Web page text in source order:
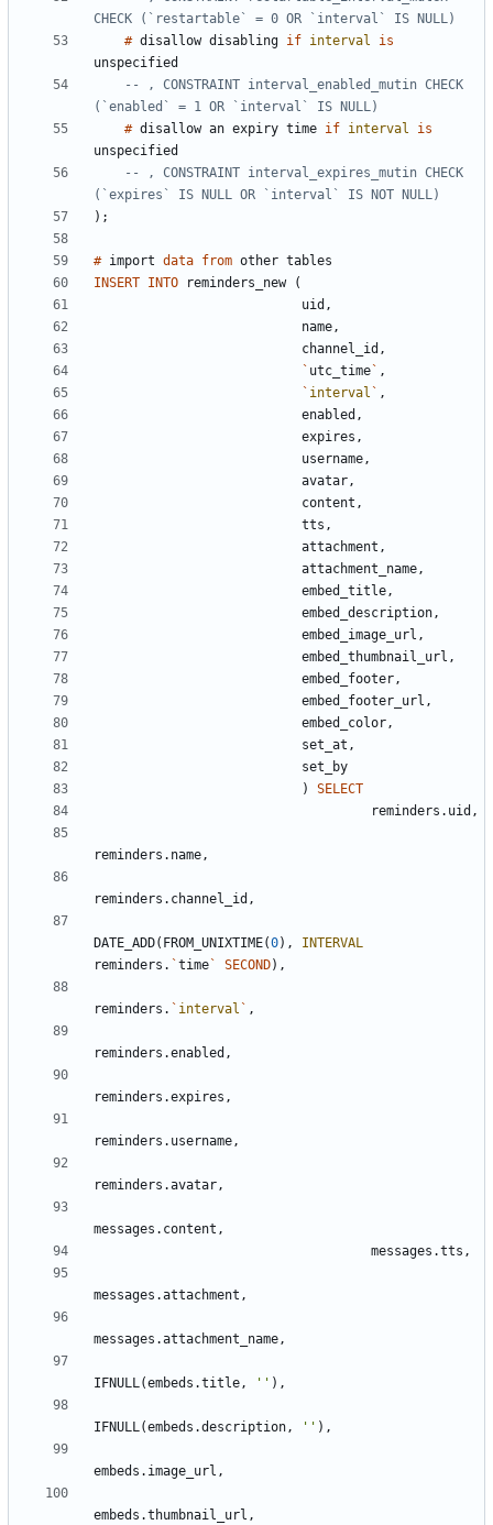
# disallow disabling if interval
is
unspecified
-- , CONSTRAINT interval_enabled_mutin CHECK
# disallow an expiry time if interval
is
unspecified
-- , CONSTRAINT interval_expires_mutin CHECK
) ;
# import data from other tables
INSERT INTO reminders_new
(
uid ,
name,
channel_id ,
` utc_time ` ,
` interval ` ,
enabled ,
expires ,
username,
avatar,
content ,
tts ,
attachment ,
attachment_name,
embed_title,
embed_description,
embed_image_url ,
embed_thumbnail_url ,
embed_footer,
embed_footer_url ,
embed_color,
set_at ,
set_by
)
SELECT
reminders . uid ,
reminders . name,
reminders . channel_id ,
DATE_ADD( FROM_UNIXTIME(0) ,
INTERVAL
reminders . `time ` SECOND) ,
reminders . ` interval ` ,
reminders .enabled ,
reminders .expires ,
reminders . username,
reminders .avatar,
messages . content ,
messages .tts ,
messages .attachment ,
messages .attachment_name,
IFNULL(embeds .title, ' ' ) ,
IFNULL(embeds .description, ' ' ) ,
embeds . image_url ,
embeds .thumbnail_url ,